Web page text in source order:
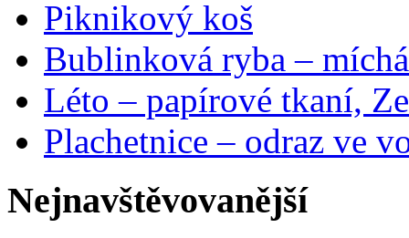
Piknikový koš
Bublinková ryba –
Léto – papírové tkaní,
Plachetnice – odraz ve
Nejnavštěvovanější